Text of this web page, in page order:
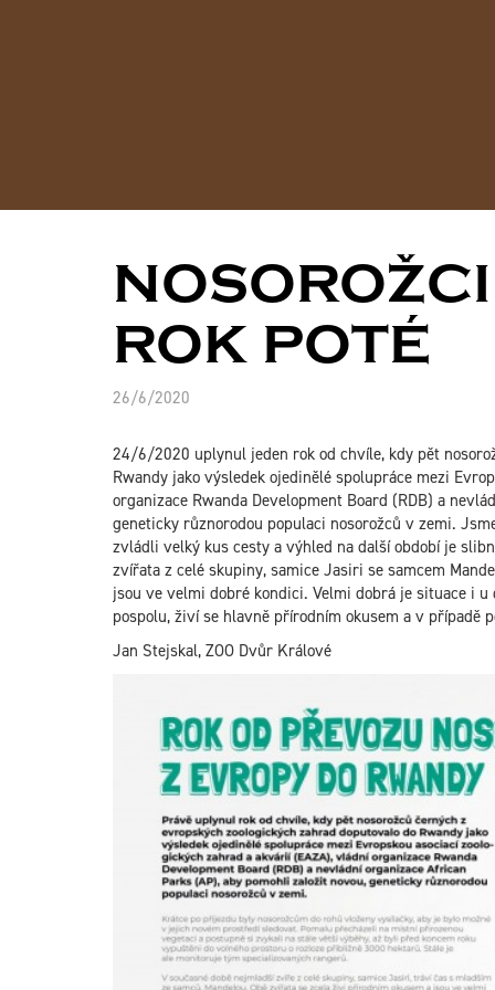
ROK POTÉ
26/6/2020
24/6/2020 uplynul jeden rok od chvíle, kdy pět
Rwandy jako výsledek ojedinělé spolupráce mezi
organizace Rwanda Development Board (RDB) a
geneticky různorodou populaci nosorožců v zemi.
zvládli velký kus cesty a výhled na další období je
zvířata z celé skupiny, samice Jasiri se samcem
jsou ve velmi dobré kondici. Velmi dobrá je situace i
pospolu, živí se hlavně přírodním okusem a v případě
Jan Stejskal, ZOO Dvůr Králové